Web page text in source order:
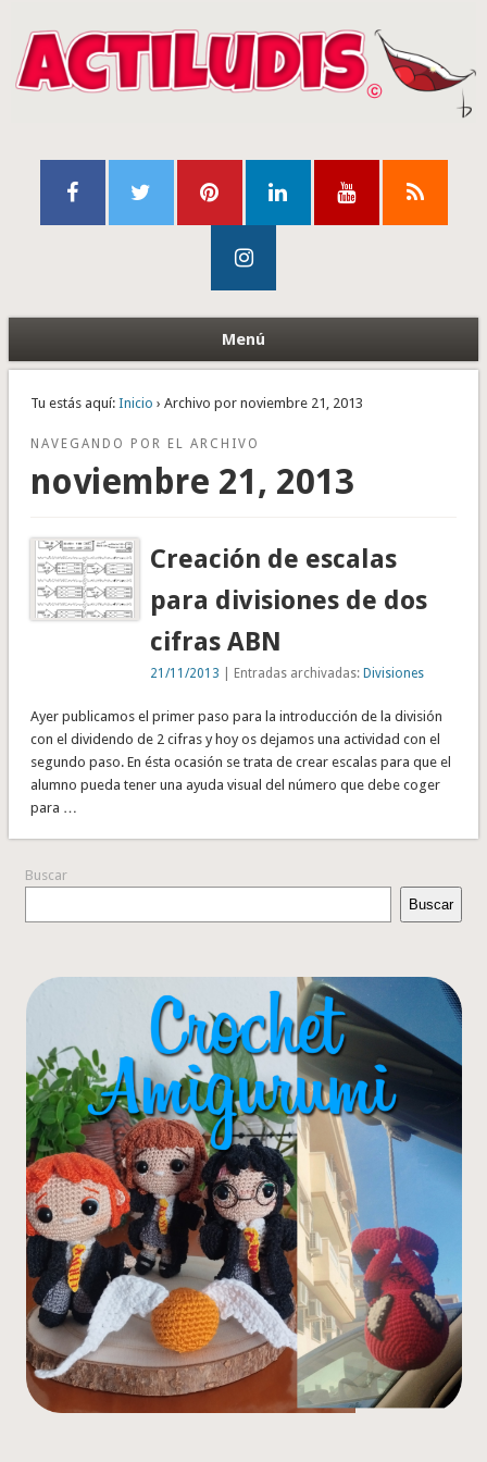
Menú
Tu estás aquí: Inicio › Archivo por noviembre 21, 2013
NAVEGANDO POR EL ARCHIVO
noviembre 21, 2013
Creación de escalas
para divisiones de dos
cifras ABN
21/11/2013 | Entradas archivadas:Divisiones
Ayer publicamos el primer paso para la introducción de la división
con el dividendo de 2 cifras y hoy os dejamos una actividad con el
segundo paso. En ésta ocasión se trata de crear escalas para que el
alumno pueda tener una ayuda visual del número que debe coger
para …
Buscar
Buscar